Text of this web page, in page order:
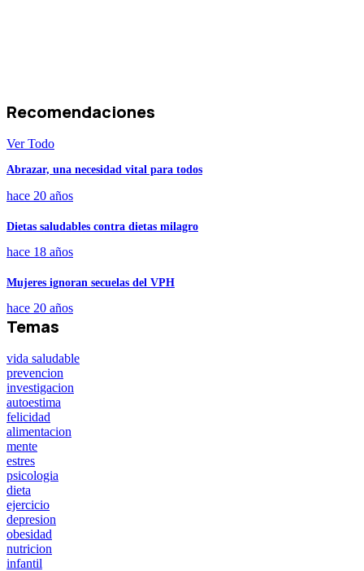
Recomendaciones
Ver Todo
Abrazar, una necesidad vital para todos
hace 20 años
Dietas saludables contra dietas milagro
hace 18 años
Mujeres ignoran secuelas del VPH
hace 20 años
Temas
vida saludable
prevencion
investigacion
autoestima
felicidad
alimentacion
mente
estres
psicologia
dieta
ejercicio
depresion
obesidad
nutricion
infantil